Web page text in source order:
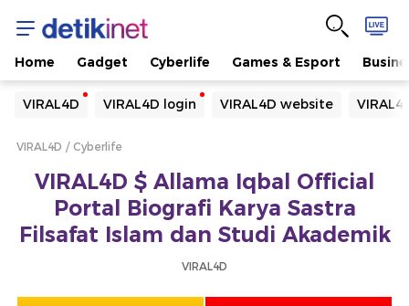
Home Gadget Cyberlife Games & Esport
VIRAL4D VIRAL4D login VIRAL4D website
Yang sedang ramai dicari
Loading...
Loading...
VIRAL4D Cyberlife
VIRAL4D $ Allama Iqbal Official
Portal Biografi Karya Sastra
Filsafat Islam dan Studi Akademik
VIRAL4D